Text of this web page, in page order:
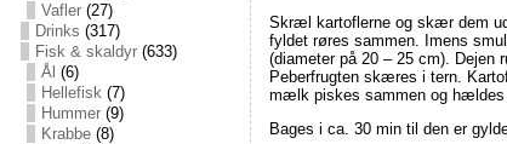
Vafler(27)
Drinks (317)
Fisk & skaldyr(633)
Ål (6)
Hellefisk(7)
Hummer(9)
Krabbe(8)
Skræl kartoflerne og skær dem
fyldet røres sammen. Imens
(diameter på 20 – 25 cm). Dejen
Peberfrugten skæres i tern.
mælk piskes sammen og
Bages i ca. 30 min til den er